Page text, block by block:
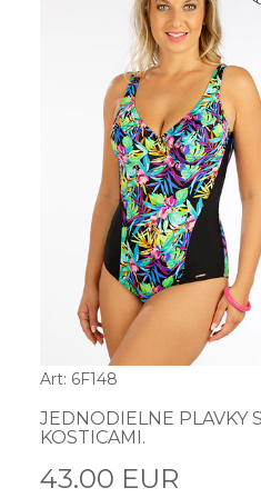
Art: 6F148
JEDNODIELNE PLAVKY
KOSTICAMI.
43.00 EUR